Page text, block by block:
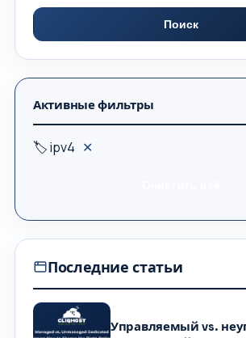
Поиск
Активные фильтры
🏷 ipv4 ✕
Последние статьи
Управляемый vs.